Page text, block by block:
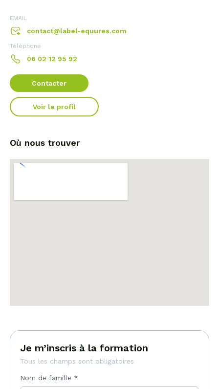
EMAIL
contact@label-equures.com
Téléphone
06 02 12 95 92
Contacter
Voir le profil
Où nous trouver
Je m’inscris à la formation
Tous les champs sont obligatoires
Nom de famille *